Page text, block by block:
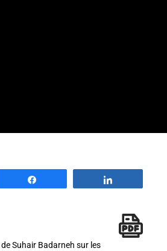
Suhair Badarneh sur les